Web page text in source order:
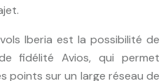
Iberia est la possibilité de
fidélité Avios, qui permet
points sur un large réseau de